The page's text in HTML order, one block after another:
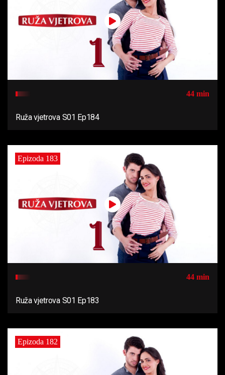
44 min
Ruža vjetrova S01 Ep184
Epizoda 183
44 min
Ruža vjetrova S01 Ep183
Epizoda 182